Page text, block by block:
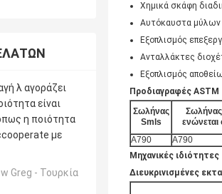
λ αγοράζει
είναι
η ποιότητα
με
Greg - Τουρκία
Χημικά σκάφη
Αυτόκαυστα μύλων
Εξοπλισμός
Ανταλλάκτες
Εξοπλισμός
Προδιαγραφές ASTM
Σωλήνας
Smls
ενώνεται
A790
A790
Μηχανικές ιδιότητες
Διευκρινισμένες